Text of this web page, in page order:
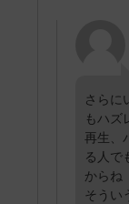
さらに
もハズ
再生、
る人で
からね
そうい